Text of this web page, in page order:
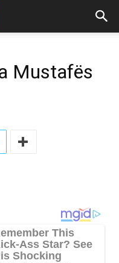
Mustafës